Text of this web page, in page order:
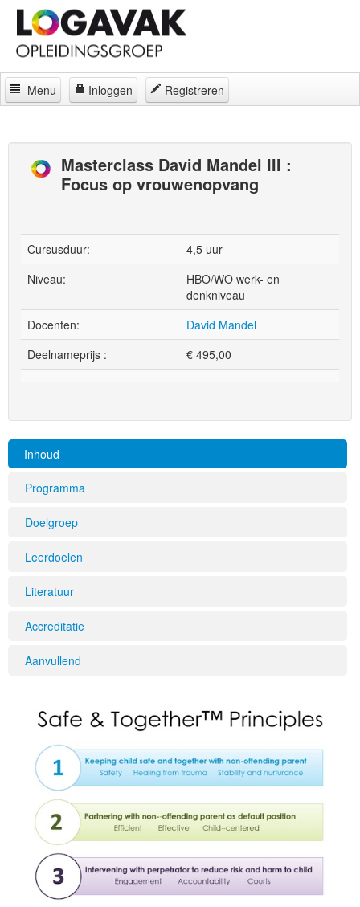
Menu Inloggen
Registreren
Curatorium
Locaties
Contact
Over
Masterclass David Mandel III :
Focus op vrouwenopvang
Cursusduur:
4,5 uur
Niveau:
HBO/WO werk- en
denkniveau
Docenten:
David Mandel
Deelnameprijs :
€ 495,00
Inhoud
Programma
Doelgroep
Leerdoelen
Literatuur
Accreditatie
Aanvullend